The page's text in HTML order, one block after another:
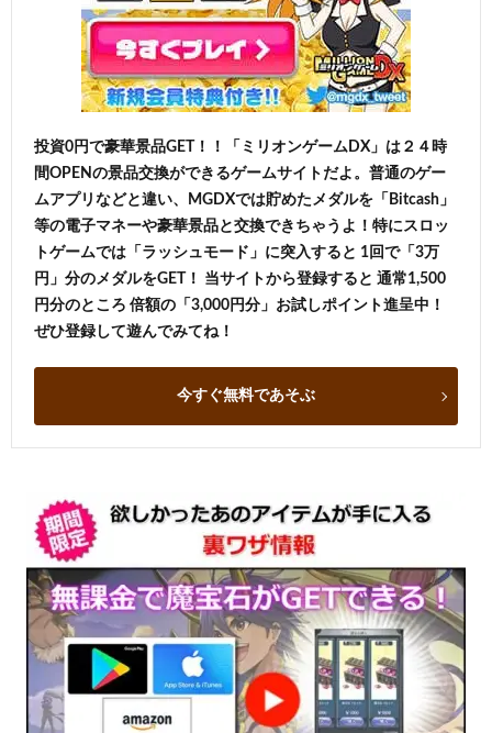
投資0円で豪華景品GET！！「ミリオンゲームDX」は２４時
間OPENの景品交換ができるゲームサイトだよ。普通のゲー
ムアプリなどと違い、MGDXでは貯めたメダルを「Bitcash」
等の電子マネーや豪華景品と交換できちゃうよ！特にスロッ
トゲームでは「ラッシュモード」に突入すると 1回で「3万
円」分のメダルをGET！ 当サイトから登録すると 通常1,500
円分のところ 倍額の「3,000円分」お試しポイント進呈中！
ぜひ登録して遊んでみてね！
今すぐ無料であそぶ